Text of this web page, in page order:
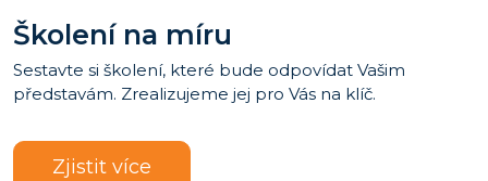
Školení na míru
Sestavte si školení, které bude odpovídat Vašim
představám. Zrealizujeme jej pro Vás na klíč.
Zjistit více